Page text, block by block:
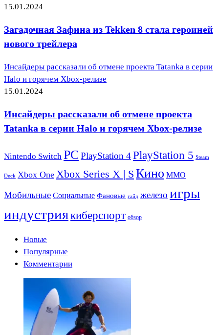
15.01.2024
Загадочная Зафина из Tekken 8 стала героиней
нового трейлера
Инсайдеры рассказали об отмене проекта Tatanka в серии
Halo и горячем Xbox-релизе
15.01.2024
Инсайдеры рассказали об отмене проекта
Tatanka в серии Halo и горячем Xbox-релизе
Nintendo Switch PC PlayStation 4PlayStation 5 Steam
Deck Xbox One Xbox Series X | S Кино ММО
Мобильные Социальные Фановые гайд железо игры
индустриякиберспорт обзор
Новые
Популярные
Комментарии